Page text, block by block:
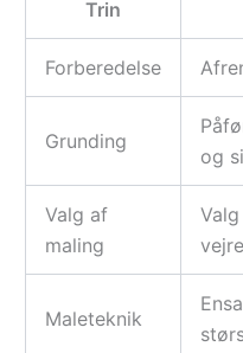
Trin
Forberedelse
Grunding
og
Valg af
maling
Maleteknik